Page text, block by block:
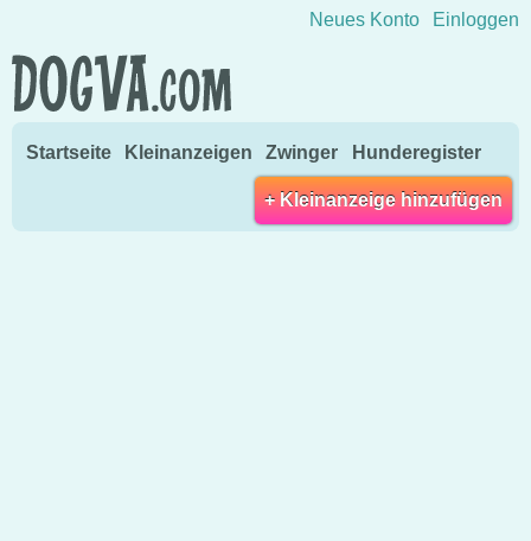
Direkt zum Inhalt wechseln
Neues Konto Einloggen
Startseite Kleinanzeigen Zwinger Hunderegister
+ Kleinanzeige hinzufügen